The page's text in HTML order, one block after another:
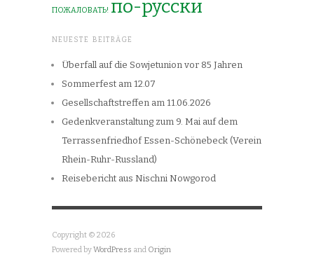
ПОЖАЛОВАТЬ! по-русски
NEUESTE BEITRÄGE
Überfall auf die Sowjetunion vor 85 Jahren
Sommerfest am 12.07
Gesellschaftstreffen am 11.06.2026
Gedenkveranstaltung zum 9. Mai auf dem
Terrassenfriedhof Essen-Schönebeck (Verein
Rhein-Ruhr-Russland)
Reisebericht aus Nischni Nowgorod
Copyright © 2026
Powered byWordPress and Origin